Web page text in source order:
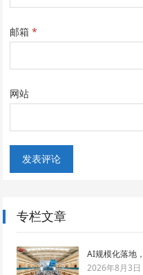
邮箱*
网站
专栏文章
AI规模化落地
2026年8月3日